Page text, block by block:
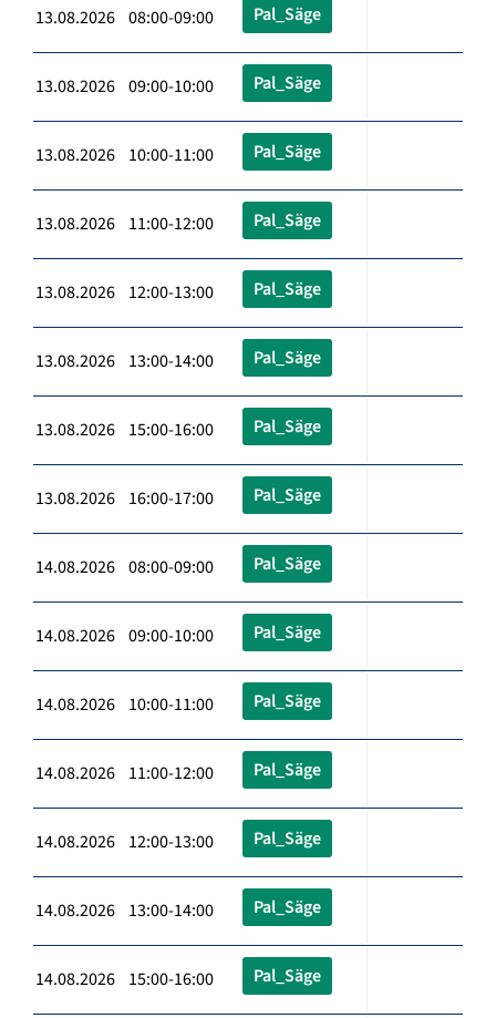
13.08.2026 08:00-09:00 Pal_Säge
13.08.2026 09:00-10:00 Pal_Säge
13.08.2026 10:00-11:00 Pal_Säge
13.08.2026 11:00-12:00 Pal_Säge
13.08.2026 12:00-13:00 Pal_Säge
13.08.2026 13:00-14:00 Pal_Säge
13.08.2026 15:00-16:00 Pal_Säge
13.08.2026 16:00-17:00 Pal_Säge
14.08.2026 08:00-09:00 Pal_Säge
14.08.2026 09:00-10:00 Pal_Säge
14.08.2026 10:00-11:00 Pal_Säge
14.08.2026 11:00-12:00 Pal_Säge
14.08.2026 12:00-13:00 Pal_Säge
14.08.2026 13:00-14:00 Pal_Säge
14.08.2026 15:00-16:00 Pal_Säge